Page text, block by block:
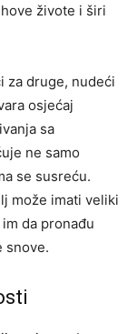
živote i širi
za druge, nudeći
osjećaj
sa
ne samo
se susreću.
može imati veliki
da pronađu
snove.